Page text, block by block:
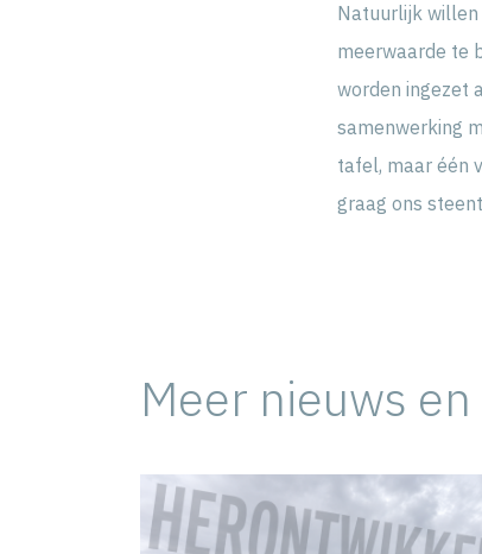
Natuurlijk willen
meerwaarde te
worden ingezet
samenwerking
tafel, maar één
graag ons
Meer nieuws en